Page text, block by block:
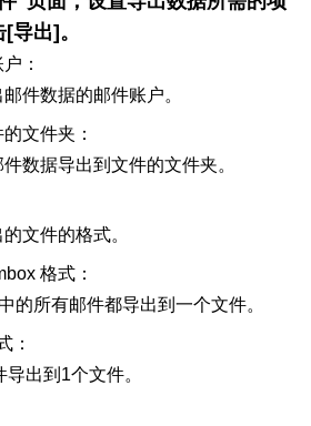
导出]。
：
件数据的邮件账户。
文件夹：
数据导出到文件的文件夹。
文件的格式。
格式：
的所有邮件都导出到一个文件。
：
导出到1个文件。